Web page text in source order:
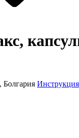
Инструкция